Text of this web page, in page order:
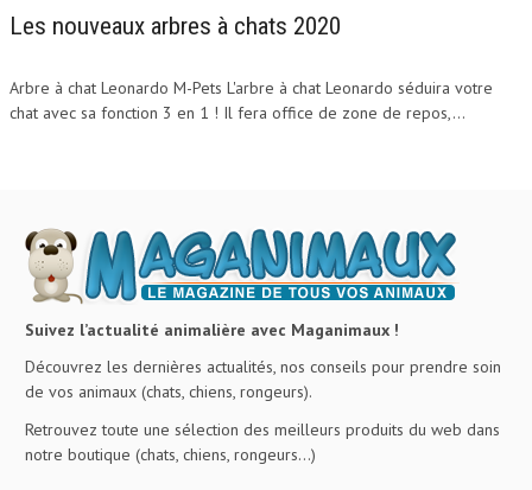
Les nouveaux arbres à chats 2020
Arbre à chat Leonardo M-Pets L'arbre à chat Leonardo séduira votre
chat avec sa fonction 3 en 1 ! Il fera office de zone de repos,...
Suivez l’actualité animalière avec Maganimaux !
Découvrez les dernières actualités, nos conseils pour prendre soin
de vos animaux (chats, chiens, rongeurs).
Retrouvez toute une sélection des meilleurs produits du web dans
notre boutique (chats, chiens, rongeurs…)